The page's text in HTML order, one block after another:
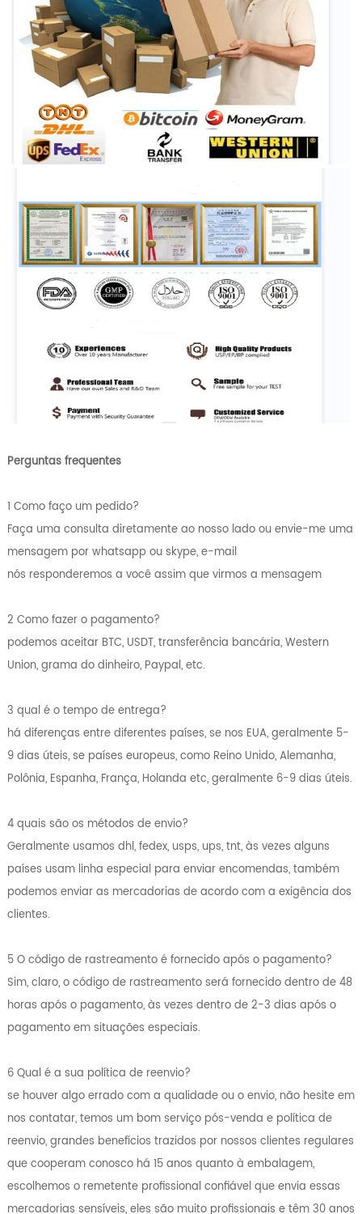
Perguntas frequentes
1 Como faço um pedido?
Faça uma consulta diretamente ao nosso lado ou envie-me uma
mensagem por whatsapp ou skype, e-mail
nós responderemos a você assim que virmos a mensagem
2 Como fazer o pagamento?
podemos aceitar BTC, USDT, transferência bancária, Western
Union, grama do dinheiro, Paypal, etc.
3 qual é o tempo de entrega?
há diferenças entre diferentes países, se nos EUA, geralmente 5-
9 dias úteis, se países europeus, como Reino Unido, Alemanha,
Polônia, Espanha, França, Holanda etc, geralmente 6-9 dias úteis.
4 quais são os métodos de envio?
Geralmente usamos dhl, fedex, usps, ups, tnt, às vezes alguns
países usam linha especial para enviar encomendas, também
podemos enviar as mercadorias de acordo com a exigência dos
clientes.
5 O código de rastreamento é fornecido após o pagamento?
Sim, claro, o código de rastreamento será fornecido dentro de 48
horas após o pagamento, às vezes dentro de 2-3 dias após o
pagamento em situações especiais.
6 Qual é a sua política de reenvio?
se houver algo errado com a qualidade ou o envio, não hesite em
nos contatar, temos um bom serviço pós-venda e política de
reenvio, grandes benefícios trazidos por nossos clientes regulares
que cooperam conosco há 15 anos quanto à embalagem,
escolhemos o remetente profissional confiável que envia essas
mercadorias sensíveis, eles são muito profissionais e têm 30 anos